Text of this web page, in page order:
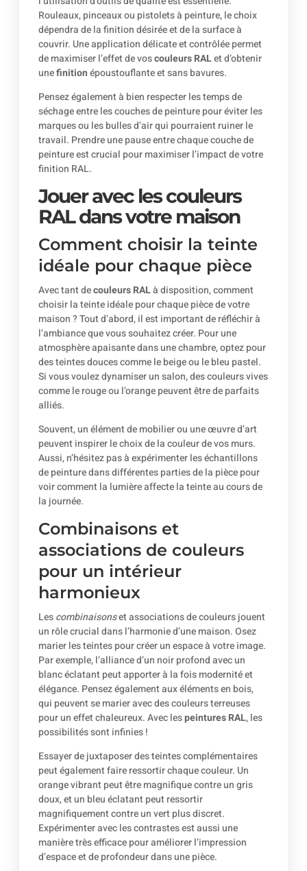
Rouleaux, pinceaux ou pistolets à peinture, le choix
dépendra de la finition désirée et de la surface à
couvrir. Une application délicate et contrôlée permet
de maximiser l’effet de voscouleurs RALet d’obtenir
unefinitionépoustouflante et sans bavures.
Pensez également à bien respecter les temps de
séchage entre les couches de peinture pour éviter les
marques ou les bulles d’air qui pourraient ruiner le
travail. Prendre une pause entre chaque couche de
peinture est crucial pour maximiser l’impact de votre
finition RAL.
Jouer avec les couleurs
RAL dans votre maison
Comment choisir la teinte
idéale pour chaque pièce
Avec tant decouleurs RALà disposition, comment
choisir la teinte idéale pour chaque pièce de votre
maison ? Tout d’abord, il est important de réfléchir à
l’ambiance que vous souhaitez créer. Pour une
atmosphère apaisante dans une chambre, optez pour
des teintes douces comme le beige ou le bleu pastel.
Si vous voulez dynamiser un salon, des couleurs vives
comme le rouge ou l’orange peuvent être de parfaits
alliés.
Souvent, un élément de mobilier ou une œuvre d’art
peuvent inspirer le choix de la couleur de vos murs.
Aussi, n’hésitez pas à expérimenter les échantillons
de peinture dans différentes parties de la pièce pour
voir comment la lumière affecte la teinte au cours de
la journée.
Combinaisons et
associations de couleurs
pour un intérieur
harmonieux
Lescombinaisonset associations de couleurs jouent
un rôle crucial dans l’harmonie d’une maison. Osez
marier les teintes pour créer un espace à votre image.
Par exemple, l’alliance d’un noir profond avec un
blanc éclatant peut apporter à la fois modernité et
élégance. Pensez également aux éléments en bois,
qui peuvent se marier avec des couleurs terreuses
pour un effet chaleureux. Avec lespeintures RAL, les
possibilités sont infinies !
Essayer de juxtaposer des teintes complémentaires
peut également faire ressortir chaque couleur. Un
orange vibrant peut être magnifique contre un gris
doux, et un bleu éclatant peut ressortir
magnifiquement contre un vert plus discret.
Expérimenter avec les contrastes est aussi une
manière très efficace pour améliorer l’impression
d’espace et de profondeur dans une pièce.